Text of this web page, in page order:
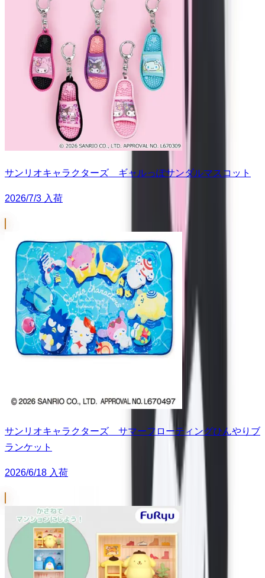
サンリオキャラクターズ ギャルっぽサンダルマスコット
2026/7/3 入荷
サンリオキャラクターズ サマーフローティングひんやりブ
ランケット
2026/6/18 入荷